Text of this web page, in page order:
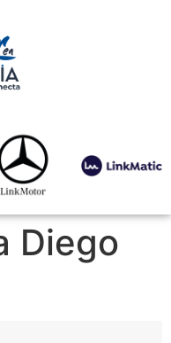
Diego